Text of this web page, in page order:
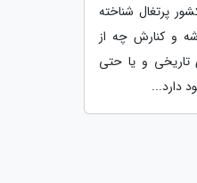
پرتغال شناخته
و کنارش چه از
تاریخی و یا حتی
دارد...